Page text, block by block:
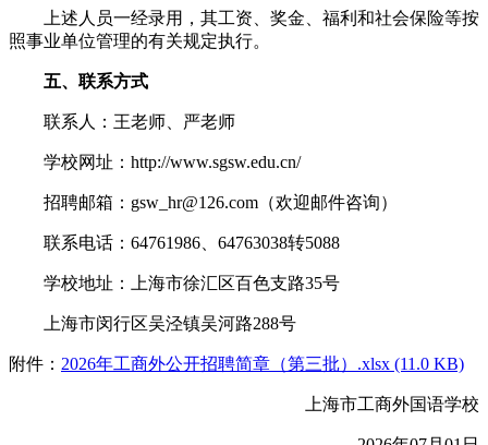
上述人员一经录用，其工资、奖金、福利和社会保险等按
照事业单位管理的有关规定执行。
五、联系方式
联系人：王老师、严老师
学校网址：http://www.sgsw.edu.cn/
招聘邮箱：gsw_hr@126.com（欢迎邮件咨询）
联系电话：64761986、64763038转5088
学校地址：上海市徐汇区百色支路35号
上海市闵行区吴泾镇吴河路288号
附件： 2026年工商外公开招聘简章（第三批）.xlsx (11.0 KB)
上海市工商外国语学校